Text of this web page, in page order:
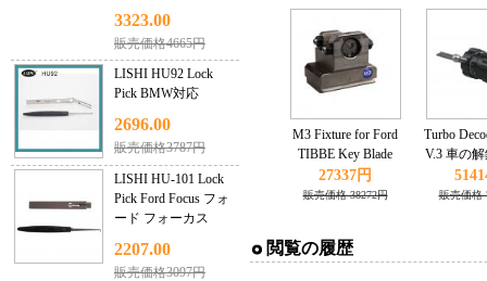
3323.00
販売価格4665円
LISHI HU92 Lock
Pick BMW対応
2696.00
販売価格3787円
LISHI HU-101 Lock
Pick Ford Focus フォ
ード フォーカス
2207.00
販売価格3097円
M3 Fixture for Ford
TIBBE Key Blade
Works with CONDOR
XC-MINI Master
27337円
販売価格 38272円
Turbo
V.3 車の
BMW E/
対
販売価格
閲覧の履歴